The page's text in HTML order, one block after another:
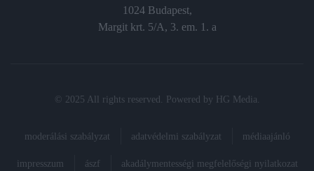
1024 Budapest,
Margit krt. 5/A, 3. em. 1. a
© 2025 All rights reserved. Powered by HG Media
moderálási szabályzat adatvédelmi szabályzat médiaajánló
impresszum ászf akadálymentességi megfelelőségi nyilatkozat